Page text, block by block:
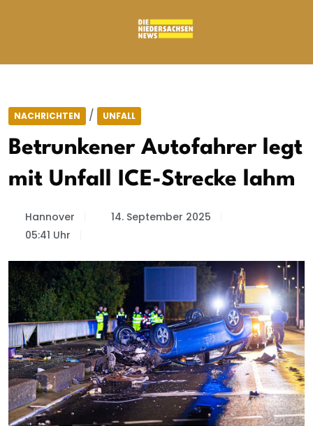
NACHRICHTEN / UNFALL
Betrunkener Autofahrer legt
mit Unfall ICE-Strecke lahm
Hannover
14. September 2025
05:41 Uhr